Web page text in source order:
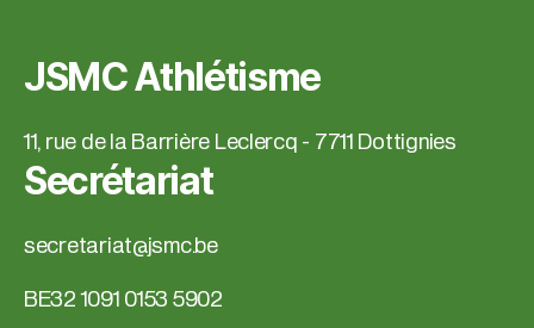
JSMC Athlétisme
11, rue de la Barrière Leclercq - 7711 Dottignies
Secrétariat
secretariat@jsmc.be
BE32 1091 0153 5902